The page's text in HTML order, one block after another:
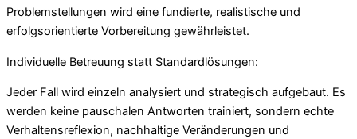
Problemstellungen wird eine fundierte, realistische und
erfolgsorientierte Vorbereitung gewährleistet.
Individuelle Betreuung statt Standardlösungen:
Jeder Fall wird einzeln analysiert und strategisch aufgebaut. Es
werden keine pauschalen Antworten trainiert, sondern echte
Verhaltensreflexion, nachhaltige Veränderungen und